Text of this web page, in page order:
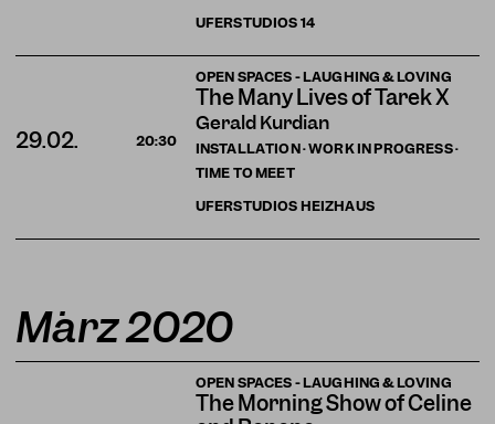
UFERSTUDIOS14
OPEN SPACES - LAUGHING & LOVING
The Many Lives of Tarek X
Gérald Kurdian
INSTALLATION · WORK IN PROGRESS ·
TIME TO MEET
29.02. 20:30
UFERSTUDIOSHEIZHAUS
März 2020
OPEN SPACES - LAUGHING & LOVING
The Morning Show of Celine